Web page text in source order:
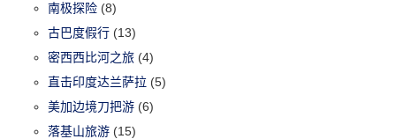
南极探险 (8)
古巴度假行 (13)
密西西比河之旅 (4)
直击印度达兰萨拉 (5)
美加边境刀把游 (6)
落基山旅游 (15)